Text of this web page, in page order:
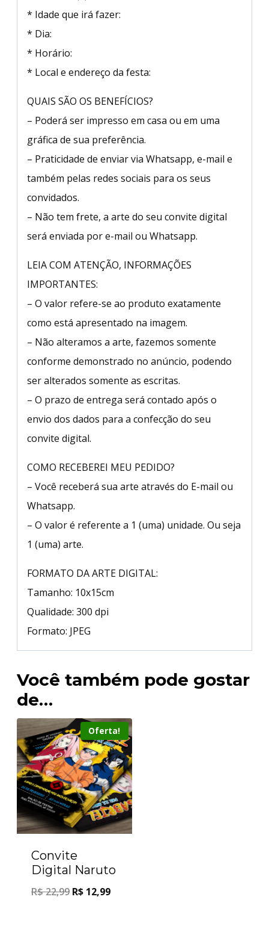
* Idade que irá fazer:
* Dia:
* Horário:
* Local e endereço da festa:
QUAIS SÃO OS BENEFÍCIOS?
– Poderá ser impresso em casa ou em uma
gráfica de sua preferência.
– Praticidade de enviar via Whatsapp, e-mail e
também pelas redes sociais para os seus
convidados.
– Não tem frete, a arte do seu convite digital
será enviada por e-mail ou Whatsapp.
LEIA COM ATENÇÃO, INFORMAÇÕES
IMPORTANTES:
– O valor refere-se ao produto exatamente
como está apresentado na imagem.
– Não alteramos a arte, fazemos somente
conforme demonstrado no anúncio, podendo
ser alterados somente as escritas.
– O prazo de entrega será contado após o
envio dos dados para a confecção do seu
convite digital.
COMO RECEBEREI MEU PEDIDO?
– Você receberá sua arte através do E-mail ou
Whatsapp.
– O valor é referente a 1 (uma) unidade. Ou seja
1 (uma) arte.
FORMATO DA ARTE DIGITAL:
Tamanho: 10x15cm
Qualidade: 300 dpi
Formato: JPEG
Você também pode gostar
de…
Oferta!
Convite
Digital Naruto
R$22,99 R$ 12,99